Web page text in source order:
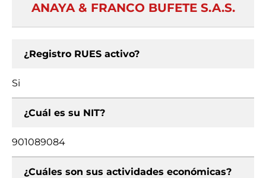
ANAYA & FRANCO BUFETE S.A.S.
¿Registro RUES activo?
Si
¿Cuál es su NIT?
901089084
¿Cuáles son sus actividades económicas?